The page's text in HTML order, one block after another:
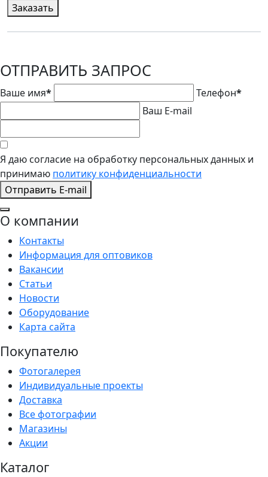
Заказать
ОТПРАВИТЬ ЗАПРОС
Ваше имя* Телефон*
Ваш E-mail
Я даю согласие на обработку персональных данных и
принимаю политику конфиденциальности
Отправить E-mail
О компании
Контакты
Информация для оптовиков
Вакансии
Статьи
Новости
Оборудование
Карта сайта
Покупателю
Фотогалерея
Индивидуальные проекты
Доставка
Все фотографии
Магазины
Акции
Каталог